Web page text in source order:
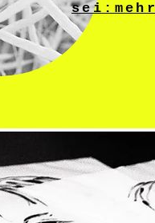
sei:mehr